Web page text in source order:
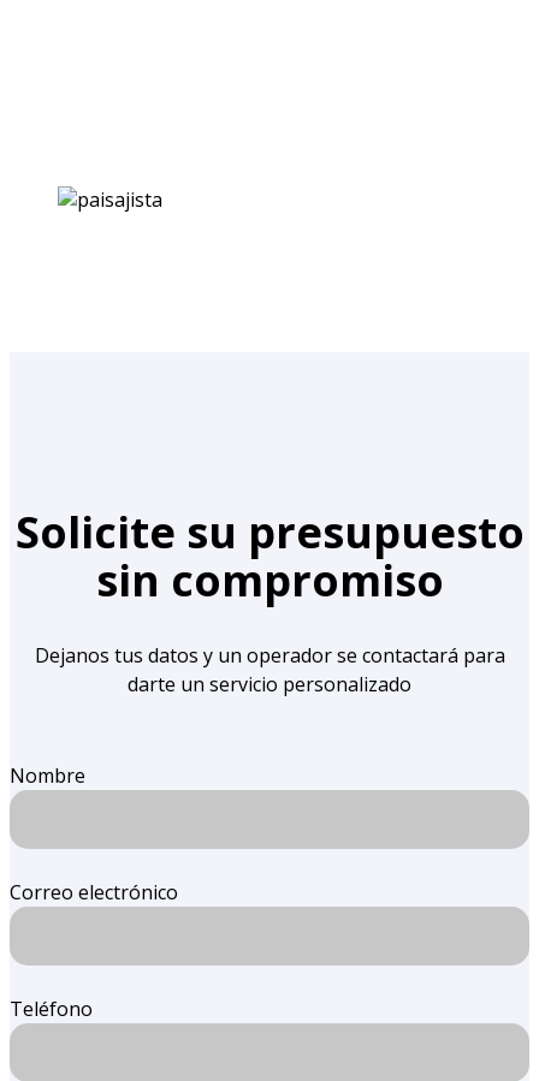
Solicite su presupuesto
sin compromiso
Dejanos tus datos y un operador se contactará para
darte un servicio personalizado
Nombre
Correo electrónico
Teléfono